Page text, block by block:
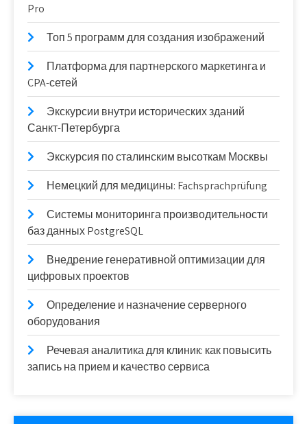
Pro
Топ 5 программ для создания изображений
Платформа для партнерского маркетинга и
CPA-сетей
Экскурсии внутри исторических зданий
Санкт-Петербурга
Экскурсия по сталинским высоткам Москвы
Немецкий для медицины: Fachsprachprüfung
Системы мониторинга производительности
баз данных PostgreSQL
Внедрение генеративной оптимизации для
цифровых проектов
Определение и назначение серверного
оборудования
Речевая аналитика для клиник: как повысить
запись на прием и качество сервиса